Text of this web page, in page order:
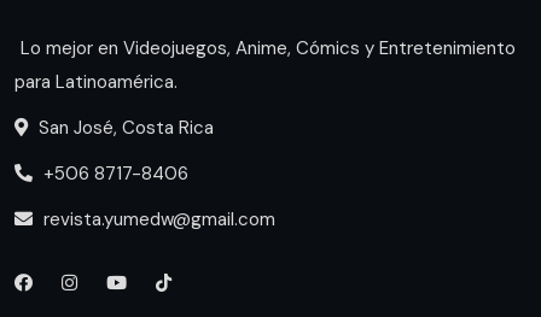
Lo mejor en Videojuegos, Anime, Cómics y Entretenimiento
para Latinoamérica.
San José, Costa Rica
+506 8717-8406
revista.yumedw@gmail.com